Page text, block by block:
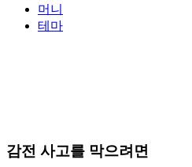
머니
테마
감전 사고를 막으려면